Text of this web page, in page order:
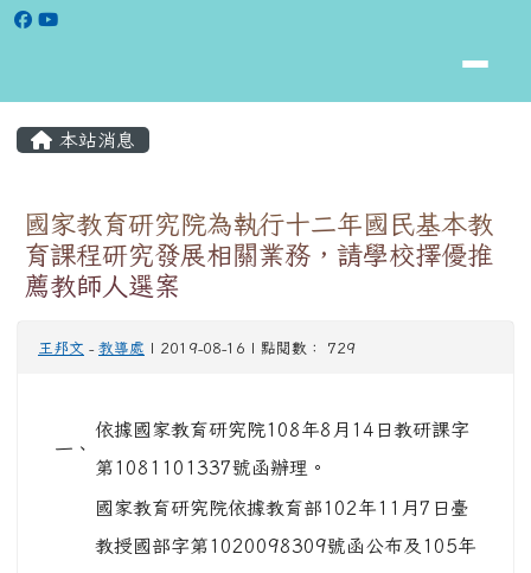
跳至主內容區
花蓮縣立松浦國小全球資訊網
本站消息
國家教育研究院為執行十二年國民基本教
育課程研究發展相關業務，請學校擇優推
薦教師人選案
王邦文 - 教導處 | 2019-08-16 | 點閱數： 729
一、
依據國家教育研究院108年8月14日教研課字
第1081101337號函辦理。
國家教育研究院依據教育部102年11月7日臺
教授國部字第1020098309號函公布及105年